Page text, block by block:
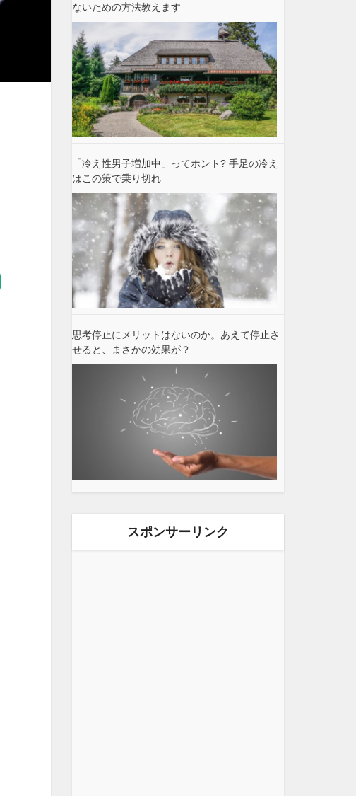
ないための方法教えます
「冷え性男子増加中」ってホント? 手足の冷え
はこの策で乗り切れ
思考停止にメリットはないのか。あえて停止さ
せると、まさかの効果が？
スポンサーリンク